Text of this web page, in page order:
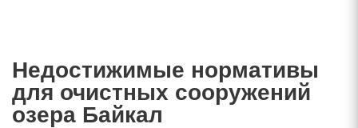
Недостижимые нормативы
для очистных сооружений
озера Байкал